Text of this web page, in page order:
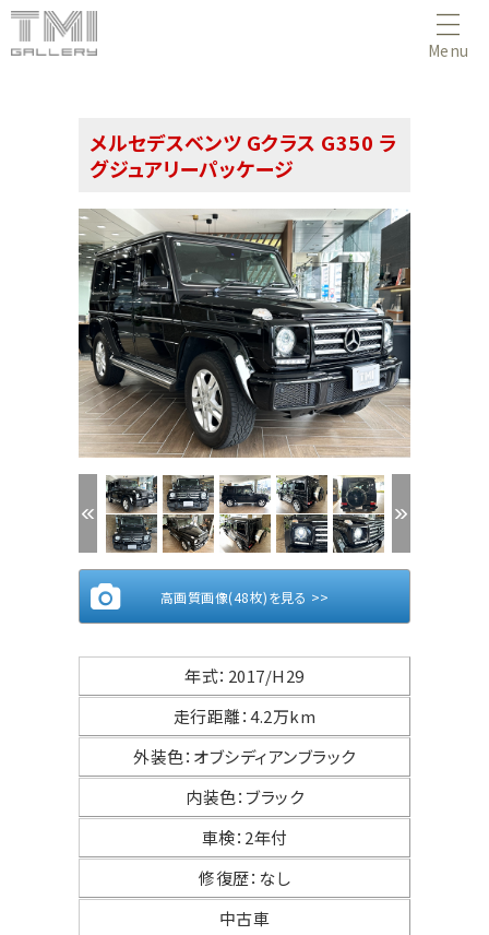
Menu
メルセデスベンツ Gクラス G350 ラ
グジュアリーパッケージ
(1/48)
高画質画像(48枚)を見る >>
年式： 2017/H29
走行距離：4.2万km
外装色： オブシディアンブラック
内装色： ブラック
車検： 2年付
修復歴： なし
中古車